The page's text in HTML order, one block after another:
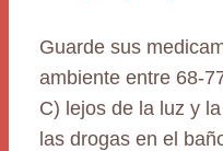
Guarde sus
ambiente entre 68-
C) lejos de la luz y
las drogas en el